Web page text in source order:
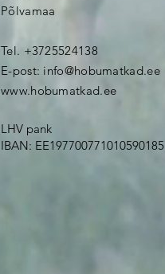
Põlvamaa
Tel. +3725524138
E-post: info@hobumatkad.ee
www.hobumatkad.ee
LHV pank
IBAN: EE197700771010590185